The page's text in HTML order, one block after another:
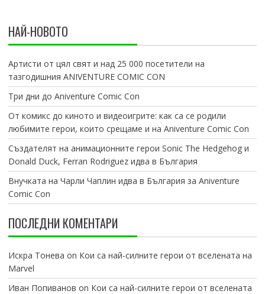
НАЙ-НОВОТО
Артисти от цял свят и над 25 000 посетители на
тазгодишния ANIVENTURE COMIC CON
Три дни до Aniventure Comic Con
От комикс до киното и видеоигрите: как са се родили
любимите герои, които срещаме и на Aniventure Comic Con
Създателят на анимационните герои Sonic The Hedgehog и
Donald Duck, Ferran Rodriguez идва в България
Внучката на Чарли Чаплин идва в България за Aniventure
Comic Con
ПОСЛЕДНИ КОМЕНТАРИ
Искра Тонева on Кои са най-силните герои от вселената на
Marvel
Иван Попиванов on Кои са най-силните герои от вселената